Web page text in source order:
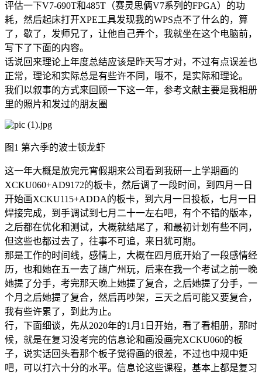
评估一下V7-690T和485T（赛灵思俩V7系列的FPGA）的功
耗，然后起床打开XPE工具发现我的WPS点不了什么的，算
了，歇了，发师兄了，让他自己弄个，我就坐在这个电脑前，
写下了下面的内容。
话说回来理论上年度总结应该是昨天写才对，不过有点误差也
正常，理论和实际总是有些许不同，哦不，是实际和理论。
我们以叙事的方式来回顾一下这一年，参考文献主要是我相册
里的照片和发过的朋友圈
图1 第六季的波士顿龙虾
这一年大概是放完元宵假期来公司看到我研一上学期画的
XCKU060+AD9172的板卡，然后调了一段时间，到四月一日
开始画XCKU115+ADDA的板卡，到六月一日投板，七月一日
焊接完成，到手调试到七月二十一左右吧，有个不错的版本，
之后都在优化和测试，大概就结尾了，和最初计划有些不同，
但这些也都过去了，往事不可追，来日犹可期。
那是工作的时间线，感情上，大概在四月底开始了一段感情经
历，也和她在五一去了趟广州玩，后来在我一个考试之前一晚
她提了分手，考完那天晚上她提了复合，之后她提了分手，一
个月之后她提了复合，然后再吵架，三天之后可能又要复合，
我有些许累了，到此为止。
行，下面细谈，先从2020年的1月1日开始，看了看相册，那时
候，就是在复习没考完的信息论和画没画完XCKU060的板
子，说实话回头看那个板子觉得画的很差，不过也中规中矩
吧，可以打六十分的水平。信息论这些课程，基本上都是复习